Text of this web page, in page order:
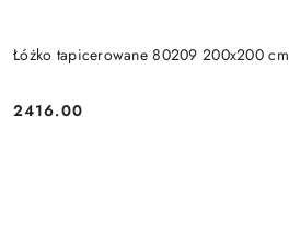
Łóżko tapicerowane 80209 200x200 cm
Cena:
2416.00